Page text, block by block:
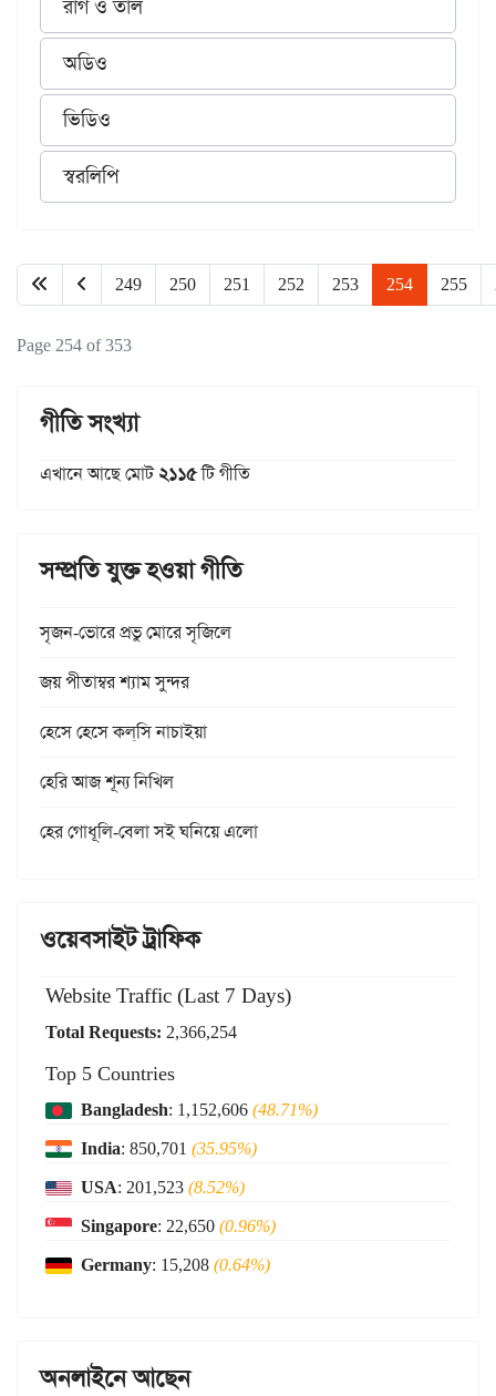
রাগ ও তাল
অডিও
ভিডিও
স্বরলিপি
249 250 251 252 253 254 255
Page 254 of 353
গীতি সংখ্যা
এখানে আছে মোট২১১৫টি গীতি
সম্প্রতি যুক্ত হওয়া গীতি
সৃজন-ভোরে প্রভু মোরে সৃজিলে
জয় পীতাম্বর শ্যাম সুন্দর
হেসে হেসে কল্‌সি নাচাইয়া
হেরি আজ শূন্য নিখিল
হের গোধূলি-বেলা সই ঘনিয়ে এলো
ওয়েবসাইট ট্রাফিক
Website Traffic (Last 7 Days)
Total Requests: 2,366,254
Top 5 Countries
Bangladesh: 1,152,606(48.71%)
India: 850,701 (35.95%)
USA: 201,523(8.52%)
Singapore: 22,650(0.96%)
Germany: 15,208(0.64%)
অনলাইনে আছেন